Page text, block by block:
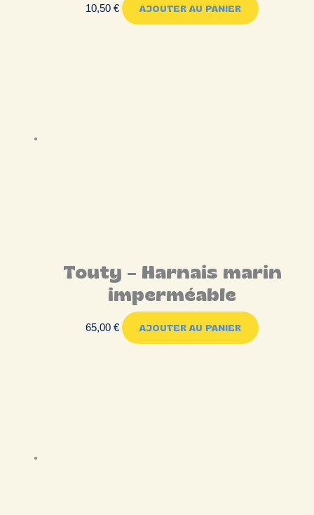
10,50€ AJOUTER AU PANIER
Touty – Harnais marin
imperméable
65,00€ AJOUTER AU PANIER